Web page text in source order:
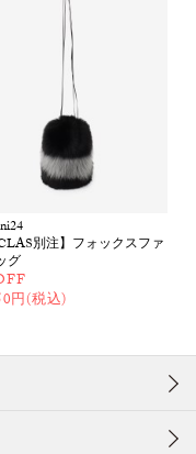
別注】フォックスファ
グ
円(税込)